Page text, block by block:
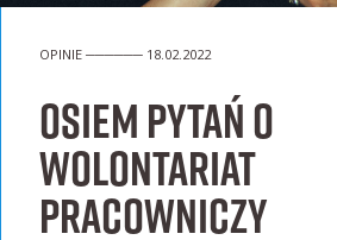
OPINIE ────── 18.02.2022
Osiem pytań o
wolontariat
pracowniczy